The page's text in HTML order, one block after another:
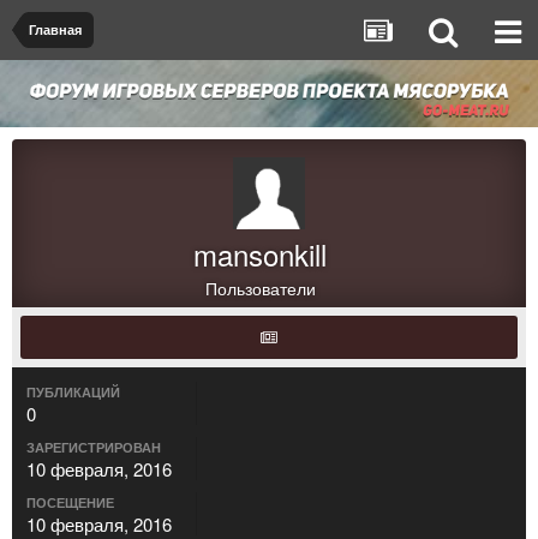
Главная
mansonkill
Пользователи
ПУБЛИКАЦИЙ
0
ЗАРЕГИСТРИРОВАН
10 февраля, 2016
ПОСЕЩЕНИЕ
10 февраля, 2016